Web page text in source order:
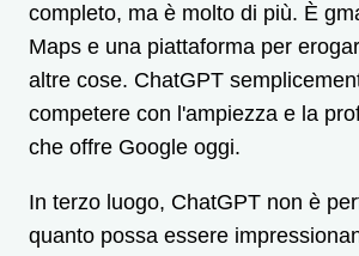
completo, ma è molto di più. È
Maps e una piattaforma per
altre cose. ChatGPT
competere con l'ampiezza e la
che offre Google oggi.
In terzo luogo, ChatGPT non è
quanto possa essere